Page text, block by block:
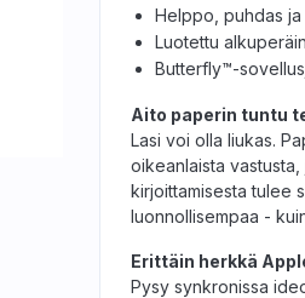
Helppo, puhdas
Luotettu
Butterfly™-
Aito paperin tuntu
Lasi voi olla liukas.
oikeanlaista
kirjoittamisesta tulee
luonnollisempaa -
Erittäin herkkä
Pysy synkronissa